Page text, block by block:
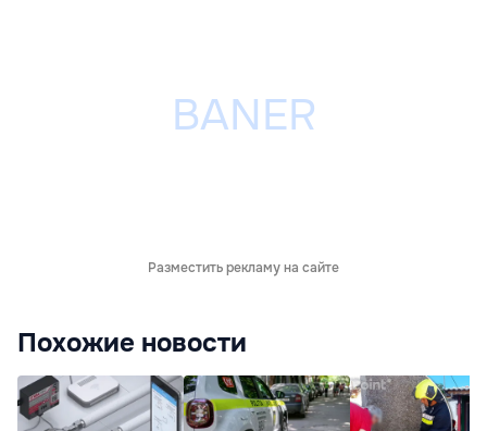
Разместить рекламу на сайте
Похожие новости